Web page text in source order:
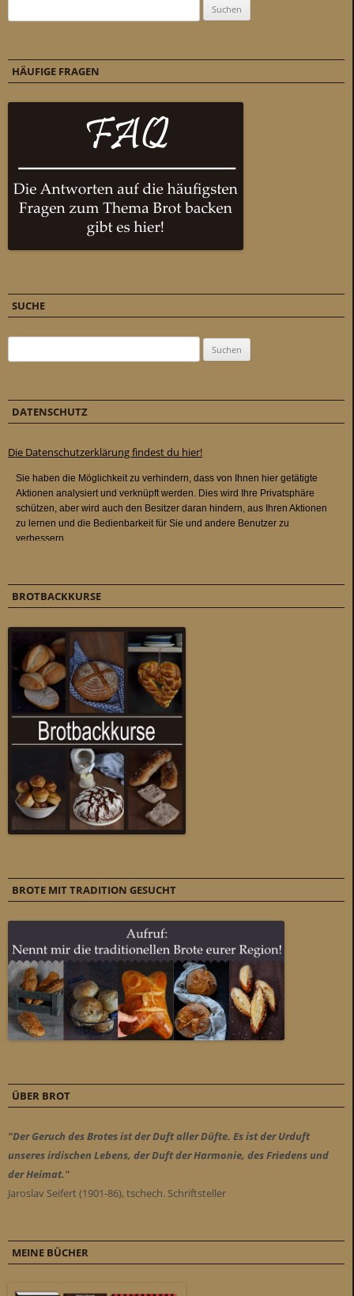
HÄUFIGE FRAGEN
SUCHE
DATENSCHUTZ
Die Datenschutzerklärung findest du hier!
BROTBACKKURSE
BROTE MIT TRADITION GESUCHT
ÜBER BROT
"Der Geruch des Brotes ist der Duft aller Düfte. Es ist der Urduft
unseres irdischen Lebens, der Duft der Harmonie, des Friedens und
der Heimat."
Jaroslav Seifert (1901-86), tschech. Schriftsteller
MEINE BÜCHER